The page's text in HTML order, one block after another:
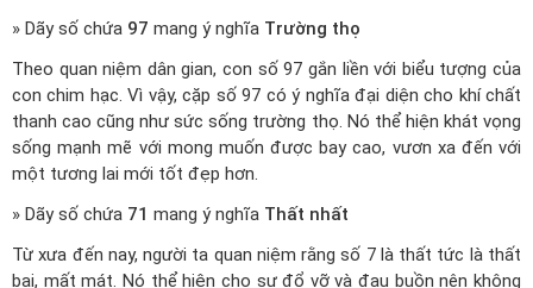
» Dãy số chứa 97 mang ý nghĩa Trường thọ
Theo quan niệm dân gian, con số 97 gắn liền với biểu tượng của
con chim hạc. Vì vậy, cặp số 97 có ý nghĩa đại diện cho khí chất
thanh cao cũng như sức sống trường thọ. Nó thể hiện khát vọng
sống mạnh mẽ với mong muốn được bay cao, vươn xa đến với
một tương lai mới tốt đẹp hơn.
» Dãy số chứa 71 mang ý nghĩa Thất nhất
Từ xưa đến nay, người ta quan niệm rằng số 7 là thất tức là thất
bại, mất mát. Nó thể hiện cho sự đổ vỡ và đau buồn nên không